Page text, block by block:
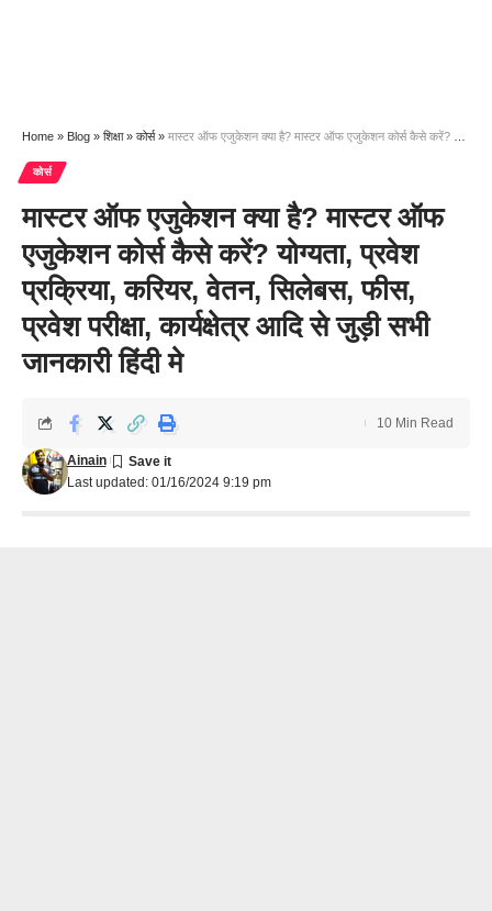
Home » Blog » शिक्षा» कोर्स» मास्टर ऑफ एजुकेशन क्या है? मास्टर ऑफ एजुकेशन कोर्स कैसे करें? योग्यता, प्रवेश प्रक्रिया, करियर, वेतन, सिलेबस, फीस, प्रवेश परीक्षा, कार्यक्षेत्र आदि से जुड़ी सभी जानकारी हिंदी मे
कोर्स
मास्टर ऑफ एजुकेशन क्या है? मास्टर ऑफ
एजुकेशन कोर्स कैसे करें? योग्यता, प्रवेश
प्रक्रिया, करियर, वेतन, सिलेबस, फीस,
प्रवेश परीक्षा, कार्यक्षेत्र आदि से जुड़ी सभी
जानकारी हिंदी मे
Last updated: 01/16/2024 9:19 pm
Ainain
10 Min Read